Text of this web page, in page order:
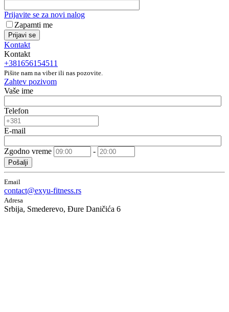
Prijavite se za novi nalog
Zapamti me
Prijavi se
Kontakt
Kontakt
+381656154511
Pišite nam na viber ili nas pozovite.
Zahtev pozivom
Vaše ime
Telefon
E-mail
Zgodno vreme -
Pošalji
Email
contact@exyu-fitness.rs
Adresa
Srbija, Smederevo, Đure Daničića 6